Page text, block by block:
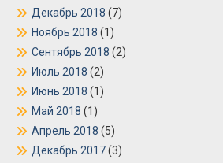
Декабрь 2018 (7)
Ноябрь 2018 (1)
Сентябрь 2018 (2)
Июль 2018 (2)
Июнь 2018 (1)
Май 2018 (1)
Апрель 2018 (5)
Декабрь 2017(3)